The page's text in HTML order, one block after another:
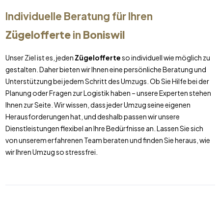
Individuelle Beratung für Ihren
Zügeloffertein Boniswil
Unser Ziel ist es, jeden Zügelofferteso individuell wie möglich zu
gestalten. Daher bieten wir Ihnen eine persönliche Beratung und
Unterstützung bei jedem Schritt des Umzugs. Ob Sie Hilfe bei der
Planung oder Fragen zur Logistik haben – unsere Experten stehen
Ihnen zur Seite. Wir wissen, dass jeder Umzug seine eigenen
Herausforderungen hat, und deshalb passen wir unsere
Dienstleistungen flexibel an Ihre Bedürfnisse an. Lassen Sie sich
von unserem erfahrenen Team beraten und finden Sie heraus, wie
wir Ihren Umzug so stressfrei.